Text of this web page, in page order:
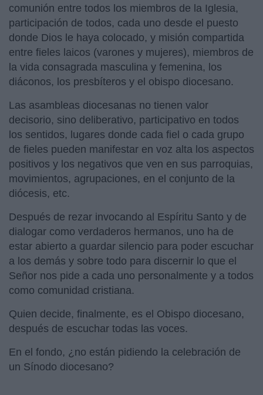
comunión entre todos los miembros de la Iglesia,
participación de todos, cada uno desde el puesto
donde Dios le haya colocado, y misión compartida
entre fieles laicos (varones y mujeres), miembros de
la vida consagrada masculina y femenina, los
diáconos, los presbíteros y el obispo diocesano.
Las asambleas diocesanas no tienen valor
decisorio, sino deliberativo, participativo en todos
los sentidos, lugares donde cada fiel o cada grupo
de fieles pueden manifestar en voz alta los aspectos
positivos y los negativos que ven en sus parroquias,
movimientos, agrupaciones, en el conjunto de la
diócesis, etc.
Después de rezar invocando al Espíritu Santo y de
dialogar como verdaderos hermanos, uno ha de
estar abierto a guardar silencio para poder escuchar
a los demás y sobre todo para discernir lo que el
Señor nos pide a cada uno personalmente y a todos
como comunidad cristiana.
Quien decide, finalmente, es el Obispo diocesano,
después de escuchar todas las voces.
En el fondo, ¿no están pidiendo la celebración de
un Sínodo diocesano?